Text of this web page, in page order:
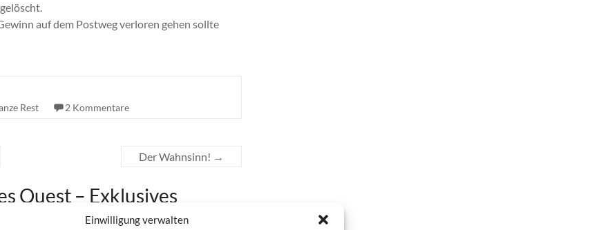
Einwilligung verwalten
auf dem Postweg verloren gehen sollte
Rest
2 Kommentare
Der Wahnsinn! →
Quest – Exklusives
zum Release“